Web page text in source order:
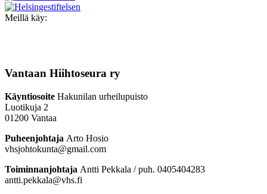
Meillä käy:
Vantaan Hiihtoseura ry
Käyntiosoite Hakunilan urheilupuisto
Luotikuja 2
01200 Vantaa
Puheenjohtaja Arto Hosio
vhsjohtokunta@gmail.com
Toiminnanjohtaja Antti Pekkala / puh. 0405404283
antti.pekkala@vhs.fi